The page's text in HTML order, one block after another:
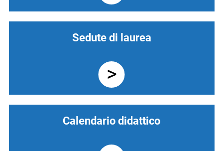
Sedute di laurea
Calendario didattico